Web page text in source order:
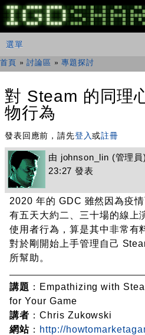
移
至
主
IGDSHARE
獨
遊
開
發
者
分
會
主選單
選單
您在這裡
首頁 »討論區 »專題探討
對 Steam 的同理
物行為
發表回應前，請先登入或註冊
由 johnson_lin (管理
23:27 發表
2020 年的 GDC 雖然因為疫
有五天大約二、三十場的線上
使用者行為，算是其中非常有
對於剛開始上手管理自己
所幫助。
講題 ：Empathizing with
for Your Game
講者 ：Chris Zukowski
網站： http://